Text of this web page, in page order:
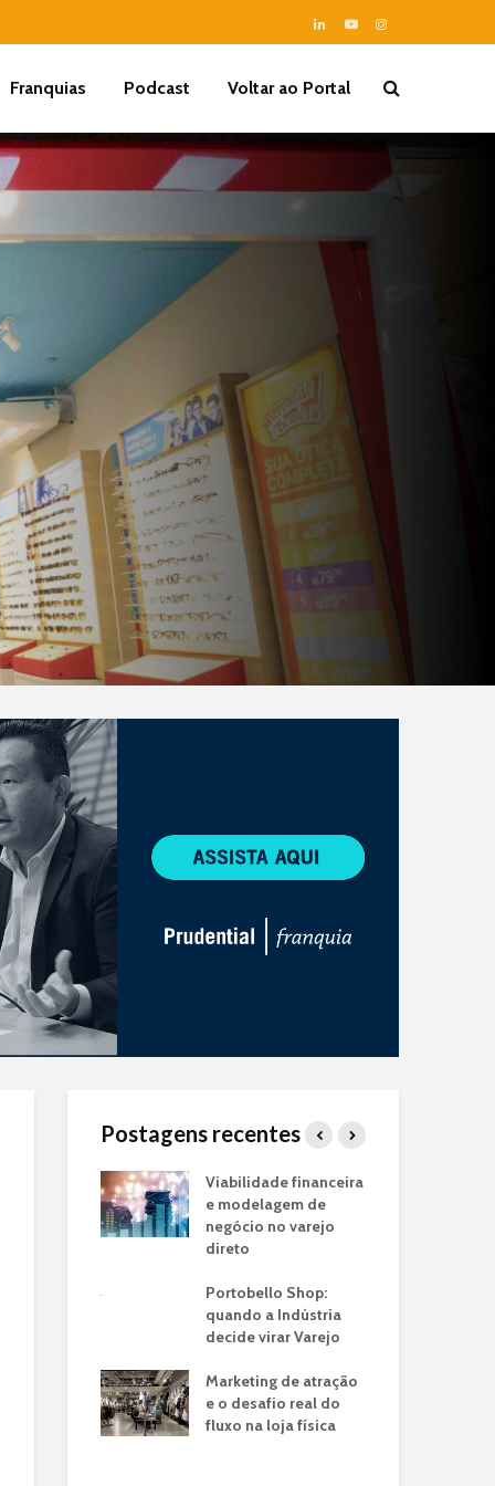
Franquias Podcast Voltar ao Portal
Postagens recentes
a franquia
a
Viabilidade financeira
e modelagem de
negócio no varejo
direto
Portobello Shop:
quando a Indústria
decide virar Varejo
Marketing de atração
e o desafio real do
fluxo na loja física